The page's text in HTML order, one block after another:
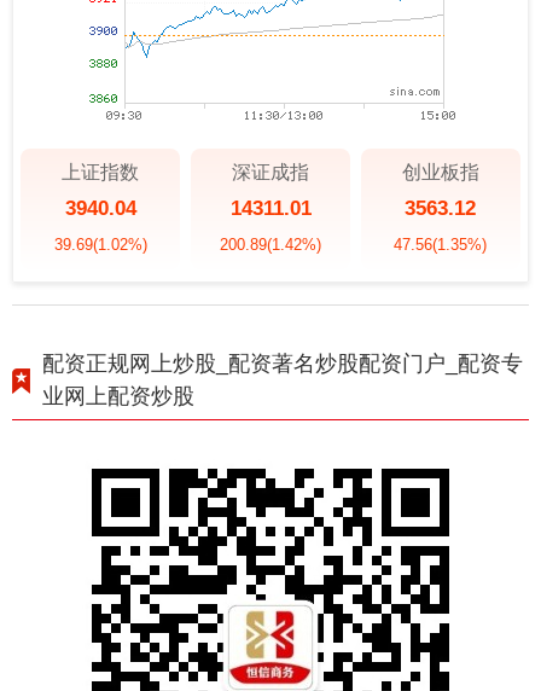
上证指数
3940.04
39.69(1.02%)
深证成指
14311.01
200.89(1.42%)
创业板指
3563.12
47.56(1.35%)
配资正规网上炒股_配资著名炒股配资门户_配资专
业网上配资炒股